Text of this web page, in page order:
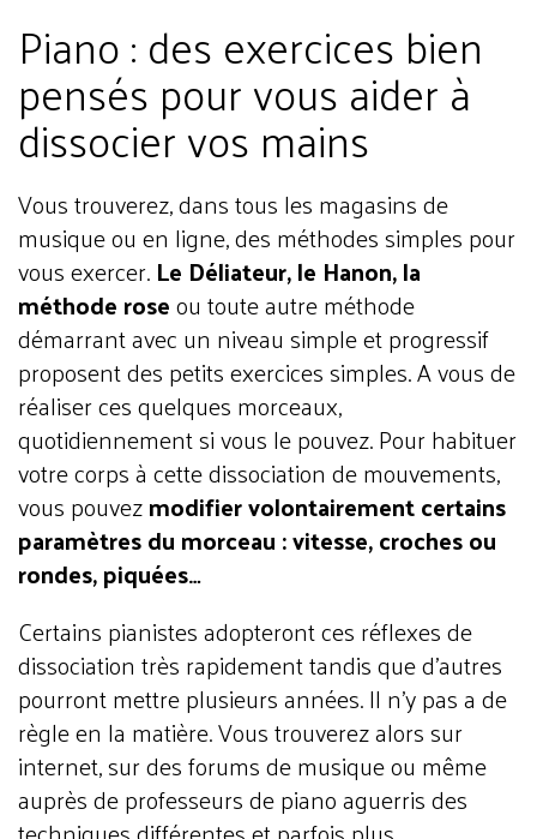
Piano : des exercices bien
pensés pour vous aider à
dissocier vos mains
Vous trouverez, dans tous les magasins de
musique ou en ligne, des méthodes simples pour
vous exercer.Le Déliateur, le Hanon, la
méthode roseou toute autre méthode
démarrant avec un niveau simple et progressif
proposent des petits exercices simples. A vous de
réaliser ces quelques morceaux,
quotidiennement si vous le pouvez. Pour habituer
votre corps à cette dissociation de mouvements,
vous pouvezmodifier volontairement certains
paramètres du morceau : vitesse, croches ou
rondes, piquées…
Certains pianistes adopteront ces réflexes de
dissociation très rapidement tandis que d’autres
pourront mettre plusieurs années. Il n’y pas a de
règle en la matière. Vous trouverez alors sur
internet, sur des forums de musique ou même
auprès de professeurs de piano aguerris des